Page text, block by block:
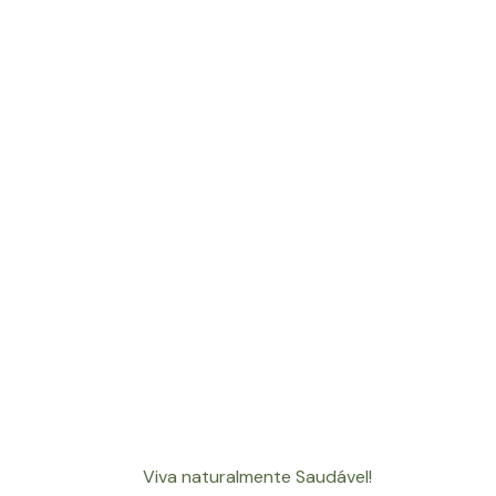
Viva naturalmente Saudável!